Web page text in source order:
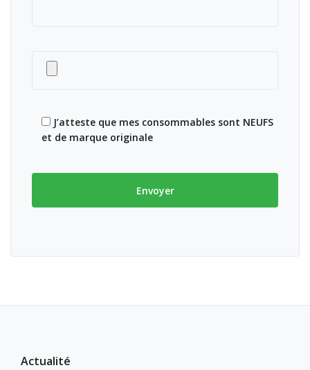
J’atteste que mes consommables sont NEUFS
et de marque originale
Actualité